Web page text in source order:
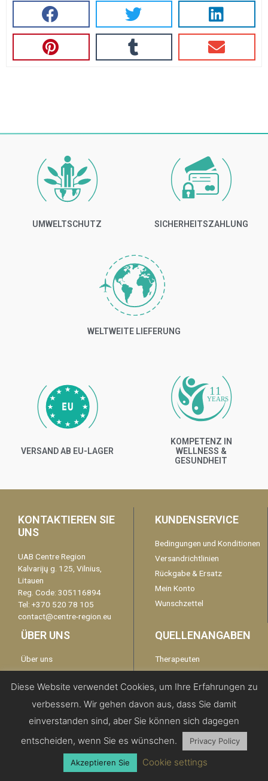
UMWELTSCHUTZ SICHERHEITSZAHLUNG
WELTWEITE LIEFERUNG
VERSAND AB EU-LAGER
11
YEARS
KOMPETENZ IN
WELLNESS &
GESUNDHEIT
KONTAKTIEREN SIE
UNS
UAB Centre Region
Kalvarijų g. 125, Vilnius,
Litauen
Reg. Code: 305116894
Tel: +370 520 78 105
contact@centre-region.eu
KUNDENSERVICE
Bedingungen und Konditionen
Versandrichtlinien
Rückgabe & Ersatz
Mein Konto
Wunschzettel
ÜBER UNS
Über uns
Garantie
Disclaimer
Datenschutzerklärung
QUELLENANGABEN
Therapeuten
kontaktieren Sie uns
Copyright 2019 | All Rights Reserved -Centre Region EU
Diese Website verwendet Cookies, um Ihre Erfahrungen zu
verbessern. Wir gehen davon aus, dass Sie damit
einverstanden sind, aber Sie können sich dagegen
entscheiden, wenn Sie es wünschen.
Privacy Policy
Akzeptieren Sie Cookie settings
Englisch Deutsch